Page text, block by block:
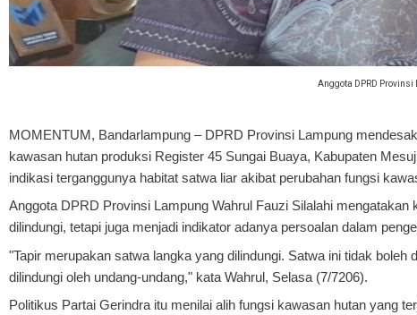
Anggota DPRD
MOMENTUM, Bandarlampung – DPRD Provinsi Lampung
kawasan hutan produksi Register 45 Sungai Buaya, Kabupaten
indikasi terganggunya habitat satwa liar akibat perubahan fungsi
Anggota DPRD Provinsi Lampung Wahrul Fauzi Silalahi
dilindungi, tetapi juga menjadi indikator adanya persoalan dalam
"Tapir merupakan satwa langka yang dilindungi. Satwa ini tidak
dilindungi oleh undang-undang," kata Wahrul, Selasa (7/7206).
Politikus Partai Gerindra itu menilai alih fungsi kawasan hutan yang